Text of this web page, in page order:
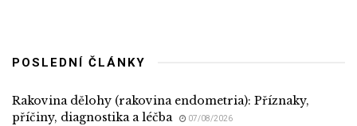
POSLEDNÍ ČLÁNKY
Rakovina dělohy (rakovina endometria): Příznaky,
příčiny, diagnostika a léčba
07/08/2026